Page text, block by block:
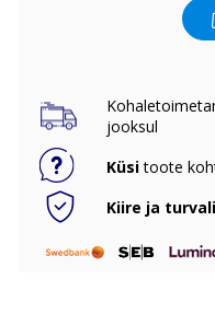
jooksul
Küsitoote
Kiire ja